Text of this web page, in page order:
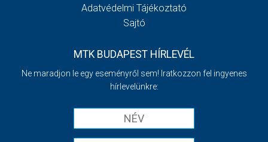
Adatvédelmi Tájékoztató
Sajtó
MTK BUDAPEST HÍRLEVÉL
Ne maradjon le egy eseményről sem! Iratkozzon fel ingyenes
hírlevelünkre: